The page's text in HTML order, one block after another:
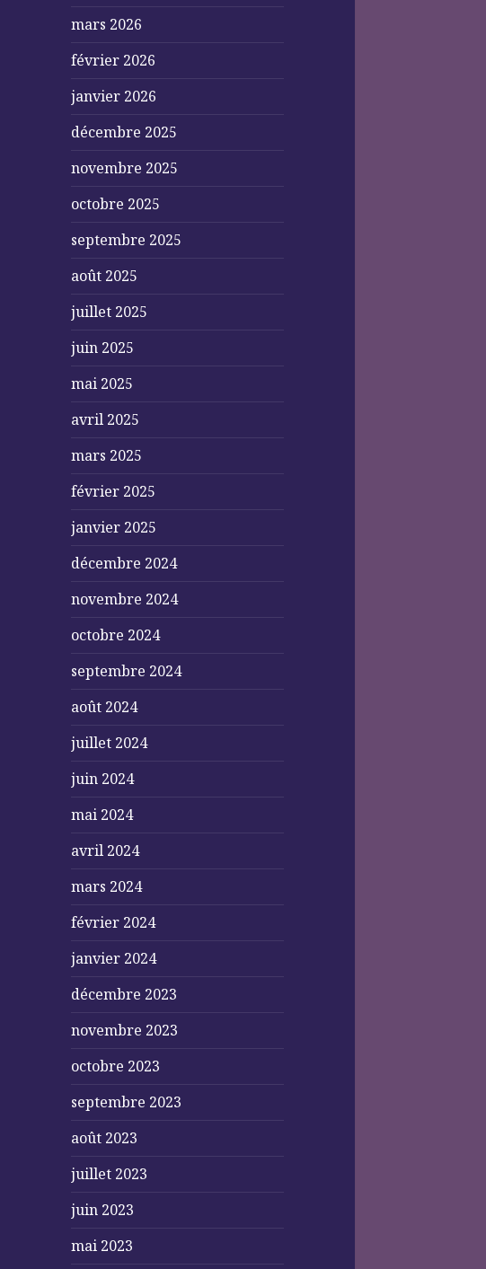
mars 2026
février 2026
janvier 2026
décembre 2025
novembre 2025
octobre 2025
septembre 2025
août 2025
juillet 2025
juin 2025
mai 2025
avril 2025
mars 2025
février 2025
janvier 2025
décembre 2024
novembre 2024
octobre 2024
septembre 2024
août 2024
juillet 2024
juin 2024
mai 2024
avril 2024
mars 2024
février 2024
janvier 2024
décembre 2023
novembre 2023
octobre 2023
septembre 2023
août 2023
juillet 2023
juin 2023
mai 2023